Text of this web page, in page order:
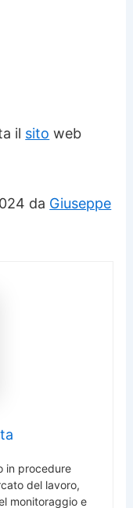
il sito web
da Giuseppe
in procedure
del lavoro,
monitoraggio e